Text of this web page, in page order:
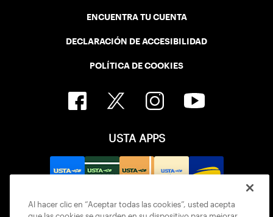
ENCUENTRA TU CUENTA
DECLARACIÓN DE ACCESIBILIDAD
POLÍTICA DE COOKIES
USTA APPS
Al hacer clic en “Aceptar todas las cookies”, usted acepta